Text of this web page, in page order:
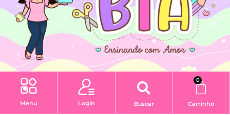
Menu Login Buscar
0
Carrinho